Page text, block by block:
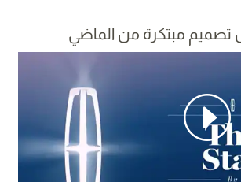
تصميم مبتكرة من الماضي